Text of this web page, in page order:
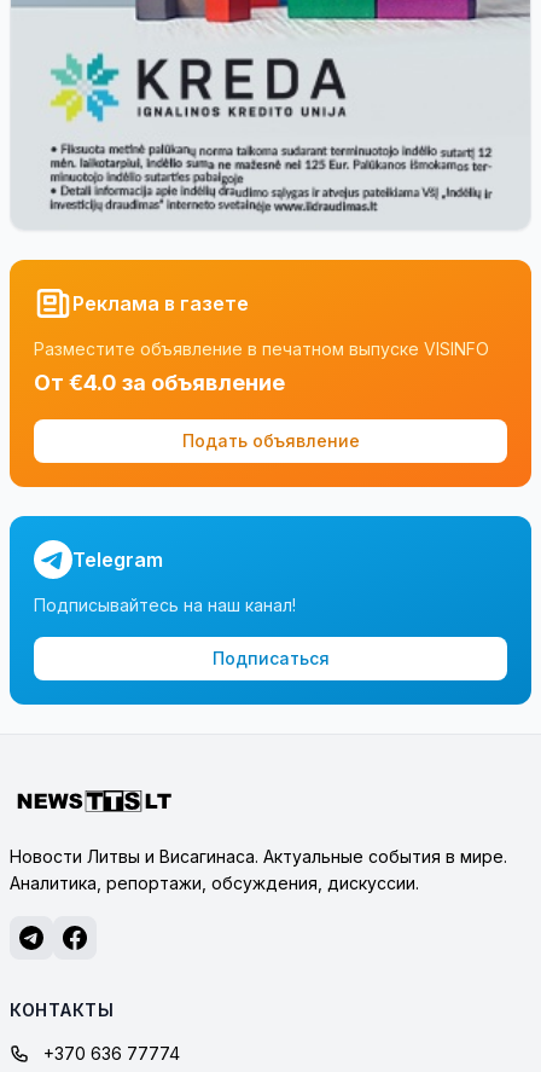
Реклама в газете
Разместите объявление в печатном выпуске VISINFO
От €4.0 за объявление
Подать объявление
Telegram
Подписывайтесь на наш канал!
Подписаться
Новости Литвы и Висагинаса. Актуальные события в мире.
Аналитика, репортажи, обсуждения, дискуссии.
КОНТАКТЫ
+370 636 77774